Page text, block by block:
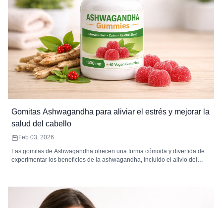
Gomitas Ashwagandha para aliviar el estrés y mejorar la
salud del cabello
Feb 03, 2026
Las gomitas de Ashwagandha ofrecen una forma cómoda y divertida de
experimentar los beneficios de la ashwagandha, incluido el alivio del